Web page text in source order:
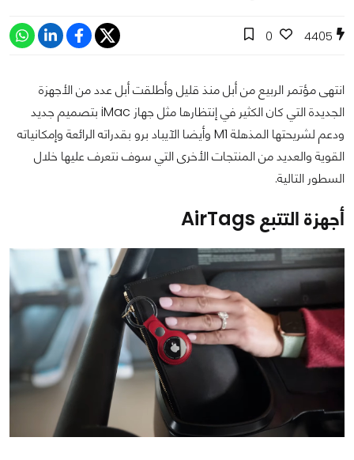
4405
0
انتهى مؤتمر الربيع من أبل منذ قليل وأطلقت أبل عدد من الأجهزة
الجديدة التي كان الكثير في إنتظارها مثل جهاز iMac بتصميم جديد
ودعم لشريحتها المذهلة M1 وأيضا الآيباد برو بقدراته الرائعة وإمكانياته
القوية والعديد من المنتجات الأخرى التي سوف نتعرف عليها خلال
السطور التالية.
أجهزة التتبع AirTags